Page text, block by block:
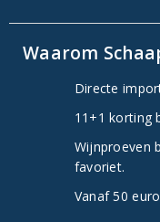
Waarom
Directe
11+1 korting
Wijnproeven
favoriet.
Vanaf 50